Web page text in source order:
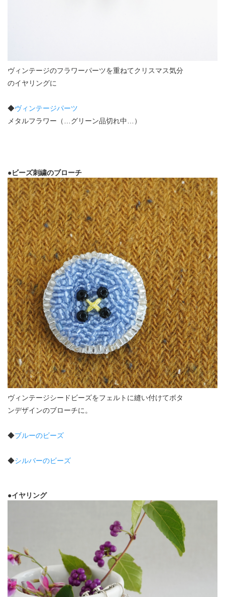
ヴィンテージのフラワーパーツを重ねてクリスマス気分
のイヤリングに
◆ヴィンテージパーツ
メタルフラワー（…グリーン品切れ中…）
●ビーズ刺繍のブローチ
ヴィンテージシードビーズをフェルトに縫い付けてボタ
ンデザインのブローチに。
◆ブルーのビーズ
◆シルバーのビーズ
●イヤリング